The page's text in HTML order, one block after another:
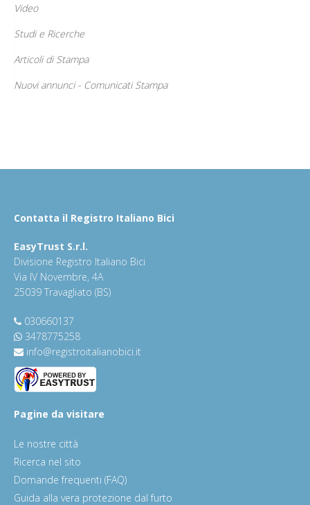
Video
Studi e Ricerche
Articoli di Stampa
Nuovi annunci - Comunicati Stampa
Contatta il Registro Italiano Bici
EasyTrust S.r.l.
Divisione Registro Italiano Bici
Via IV Novembre, 4A
25039 Travagliato (BS)
030660137
3478775258
info@registroitalianobici.it
Pagine da visitare
Le nostre città
Ricerca nel sito
Domande frequenti (FAQ)
Guida alla vera protezione dal furto